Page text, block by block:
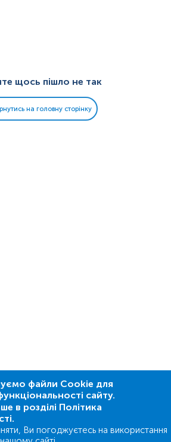
щось пішло не так
на головну сторінку
файли Cookie для
сайту.
в розділі Політика
Ви погоджуєтесь на використання